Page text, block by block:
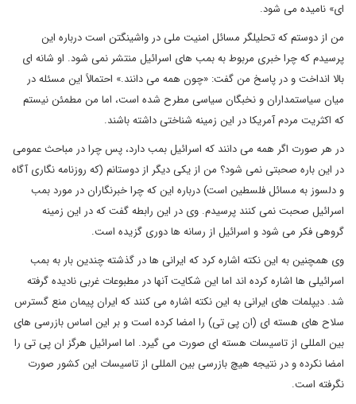
ای» نامیده می شود.
من از دوستم که تحلیلگر مسائل امنیت ملی در واشینگتن است درباره این
پرسیدم که چرا خبری مربوط به بمب های اسرائیل منتشر نمی شود. او شانه ای
بالا انداخت و در پاسخ من گفت: «چون همه می دانند.» احتمالاً این مسئله در
میان سیاستمداران و نخبگان سیاسی مطرح شده است، اما من مطمئن نیستم
که اکثریت مردم آمریکا در این زمینه شناختی داشته باشند.
در هر صورت اگر همه می دانند که اسرائیل بمب دارد، پس چرا در مباحث عمومی
در این باره صحبتی نمی شود؟ من از یکی دیگر از دوستانم (که روزنامه نگاری آگاه
و دلسوز به مسائل فلسطین است) درباره این که چرا خبرنگاران در مورد بمب
اسرائیل صحبت نمی کنند پرسیدم. وی در این رابطه گفت که در این زمینه
گروهی فکر می شود و اسرائیل از رسانه ها دوری گزیده است.
وی همچنین به این نکته اشاره کرد که ایرانی ها در گذشته چندین بار به بمب
اسرائیلی ها اشاره کرده اند اما این شکایت آنها در مطبوعات غربی نادیده گرفته
شد. دیپلمات های ایرانی به این نکته اشاره می کنند که ایران پیمان منع گسترس
سلاح های هسته ای (ان پی تی) را امضا کرده است و بر این اساس بازرسی های
بین المللی از تاسیسات هسته ای صورت می گیرد. اما اسرائیل هرگز ان پی تی را
امضا نکرده و در نتیجه هیچ بازرسی بین المللی از تاسیسات این کشور صورت
نگرفته است.